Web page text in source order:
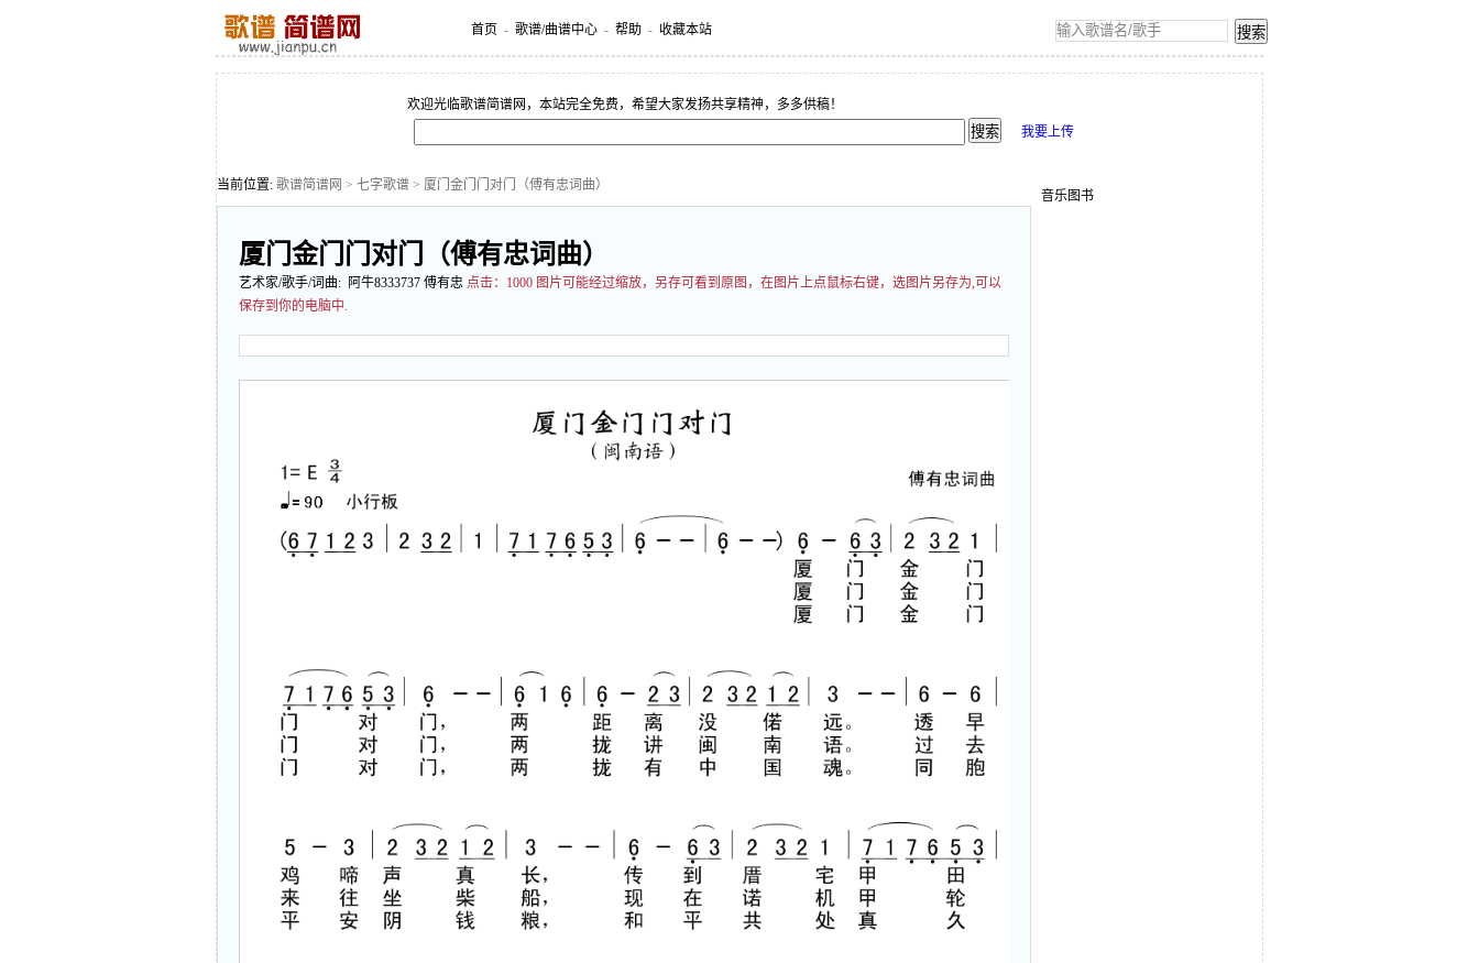
首页 - 歌谱/曲谱中心 - 帮助 - 收藏本站
欢迎光临歌谱简谱网，本站完全免费，希望大家发扬共享精神，多多供稿！
我要上传
当前位置: 歌谱简谱网 > 七字歌谱 > 厦门金门门对门（傅有忠词曲）
厦门金门门对门（傅有忠词曲）
艺术家/歌手/词曲: 阿牛8333737 傅有忠 点击： 1000 图片可能经过缩放，另存可看到原图，在图片上点鼠标右键，选图片另存为,可以
保存到你的电脑中.
音乐图书